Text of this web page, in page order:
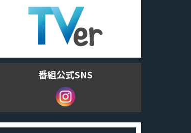
番組公式SNS